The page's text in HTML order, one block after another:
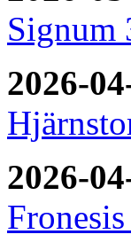
Signum
2026-
2026-